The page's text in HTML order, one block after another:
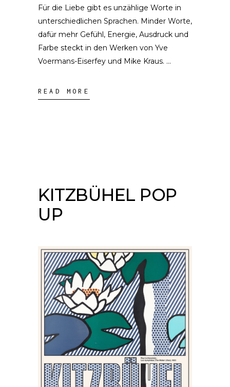
Für die Liebe gibt es unzählige Worte in
unterschiedlichen Sprachen. Minder Worte,
dafür mehr Gefühl, Energie, Ausdruck und
Farbe steckt in den Werken von Yve
Voermans-Eiserfey und Mike Kraus.
READ MORE
KITZBÜHEL POP
UP